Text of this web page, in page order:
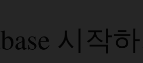
시작